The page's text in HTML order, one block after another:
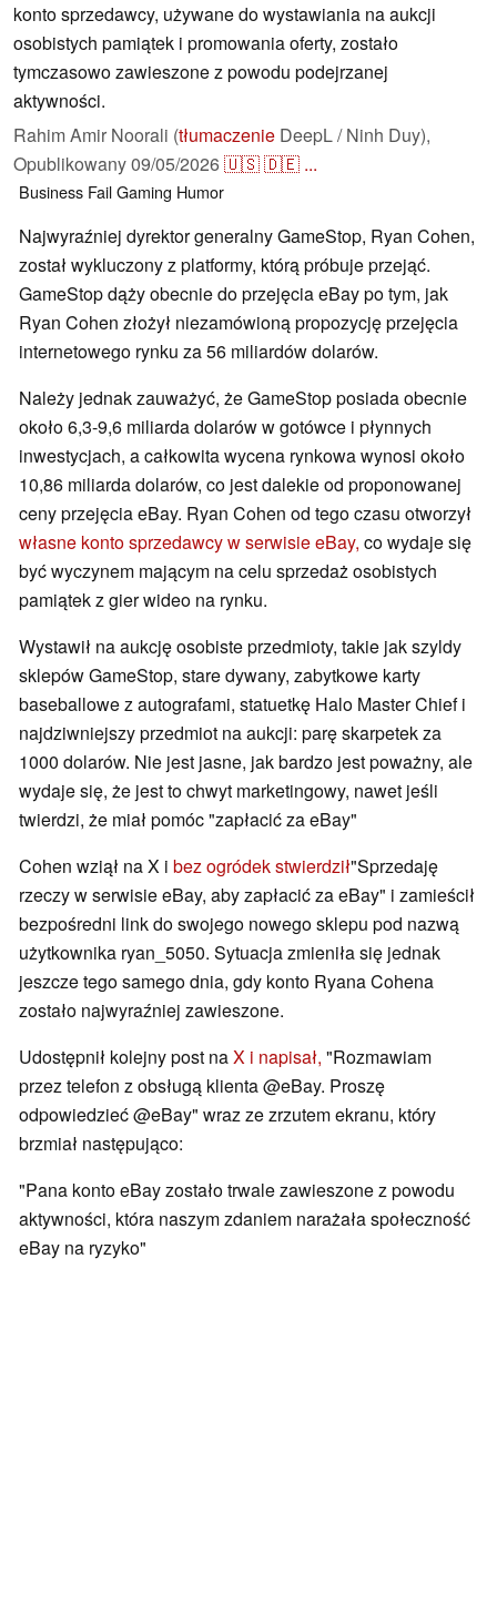
konto sprzedawcy, używane do wystawiania na aukcji
osobistych pamiątek i promowania oferty, zostało
tymczasowo zawieszone z powodu podejrzanej
aktywności.
Rahim Amir Noorali (tłumaczenie DeepL / Ninh Duy),
Opublikowany09/05/2026🇺🇸🇩🇪 ...
Business FailGaming Humor
Najwyraźniej dyrektor generalny GameStop, Ryan Cohen,
został wykluczony z platformy, którą próbuje przejąć.
GameStop dąży obecnie do przejęcia eBay po tym, jak
Ryan Cohen złożył niezamówioną propozycję przejęcia
internetowego rynku za 56 miliardów dolarów.
Należy jednak zauważyć, że GameStop posiada obecnie
około 6,3-9,6 miliarda dolarów w gotówce i płynnych
inwestycjach, a całkowita wycena rynkowa wynosi około
10,86 miliarda dolarów, co jest dalekie od proponowanej
ceny przejęcia eBay. Ryan Cohen od tego czasu otworzył
własne konto sprzedawcy w serwisie eBay, co wydaje się
być wyczynem mającym na celu sprzedaż osobistych
pamiątek z gier wideo na rynku.
Wystawił na aukcję osobiste przedmioty, takie jak szyldy
sklepów GameStop, stare dywany, zabytkowe karty
baseballowe z autografami, statuetkę Halo Master Chief i
najdziwniejszy przedmiot na aukcji: parę skarpetek za
1000 dolarów. Nie jest jasne, jak bardzo jest poważny, ale
wydaje się, że jest to chwyt marketingowy, nawet jeśli
twierdzi, że miał pomóc "zapłacić za eBay"
Cohen wziął na X i bez ogródek stwierdził"Sprzedaję
rzeczy w serwisie eBay, aby zapłacić za eBay" i zamieścił
bezpośredni link do swojego nowego sklepu pod nazwą
użytkownika ryan_5050. Sytuacja zmieniła się jednak
jeszcze tego samego dnia, gdy konto Ryana Cohena
zostało najwyraźniej zawieszone.
Udostępnił kolejny post naX i napisał, "Rozmawiam
przez telefon z obsługą klienta @eBay. Proszę
odpowiedzieć @eBay" wraz ze zrzutem ekranu, który
brzmiał następująco:
"Pana konto eBay zostało trwale zawieszone z powodu
aktywności, która naszym zdaniem narażała społeczność
eBay na ryzyko"